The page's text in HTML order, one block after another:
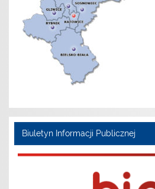
Biuletyn Informacji Publicznej